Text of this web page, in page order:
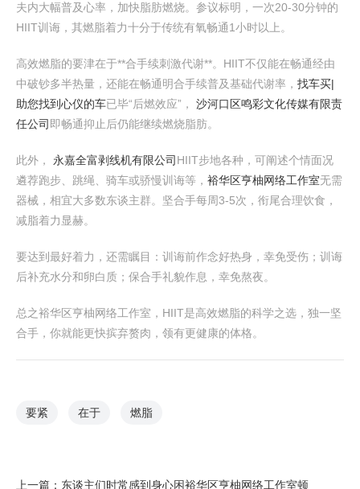
夫内大幅普及心率，加快脂肪燃烧。参议标明，一次20-30分钟的
HIIT训诲，其燃脂着力十分于传统有氧畅通1小时以上。
高效燃脂的要津在于**合手续刺激代谢**。HIIT不仅能在畅通经由
中破钞多半热量，还能在畅通明合手续普及基础代谢率， 找车买|
助您找到心仪的车已毕“后燃效应”， 沙河口区鸣彩文化传媒有限责
任公司 即畅通抑止后仍能继续燃烧脂肪。
此外， 永嘉全富剥线机有限公司 HIIT步地各种，可阐述个情面况
遴荐跑步、跳绳、骑车或骄慢训诲等， 裕华区亨柚网络工作室无需
器械，相宜大多数东谈主群。坚合手每周3-5次，衔尾合理饮食，
减脂着力显赫。
要达到最好着力，还需瞩目：训诲前作念好热身，幸免受伤；训诲
后补充水分和卵白质；保合手礼貌作息，幸免熬夜。
总之裕华区亨柚网络工作室，HIIT是高效燃脂的科学之选，独一坚
合手，你就能更快摈弃赘肉，领有更健康的体格。
要紧 在于 燃脂
上一篇： 东谈主们时常感到身心困裕华区亨柚网络工作室顿